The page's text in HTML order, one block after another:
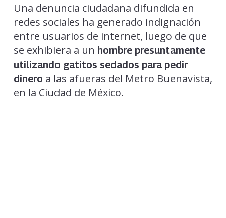
Una denuncia ciudadana difundida en
redes sociales ha generado indignación
entre usuarios de internet, luego de que
se exhibiera a un hombre presuntamente
utilizando gatitos sedados para pedir
dinero a las afueras del Metro Buenavista,
en la Ciudad de México.